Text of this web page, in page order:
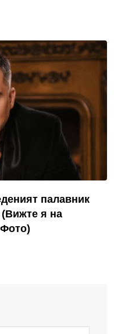
палавник
я на